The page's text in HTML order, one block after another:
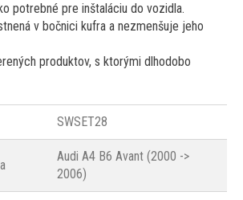
potrebné pre inštaláciu do vozidla.
v bočnici kufra a nezmenšuje jeho
produktov, s ktorými dlhodobo
SWSET28
Audi A4 B6 Avant (2000 ->
2006)